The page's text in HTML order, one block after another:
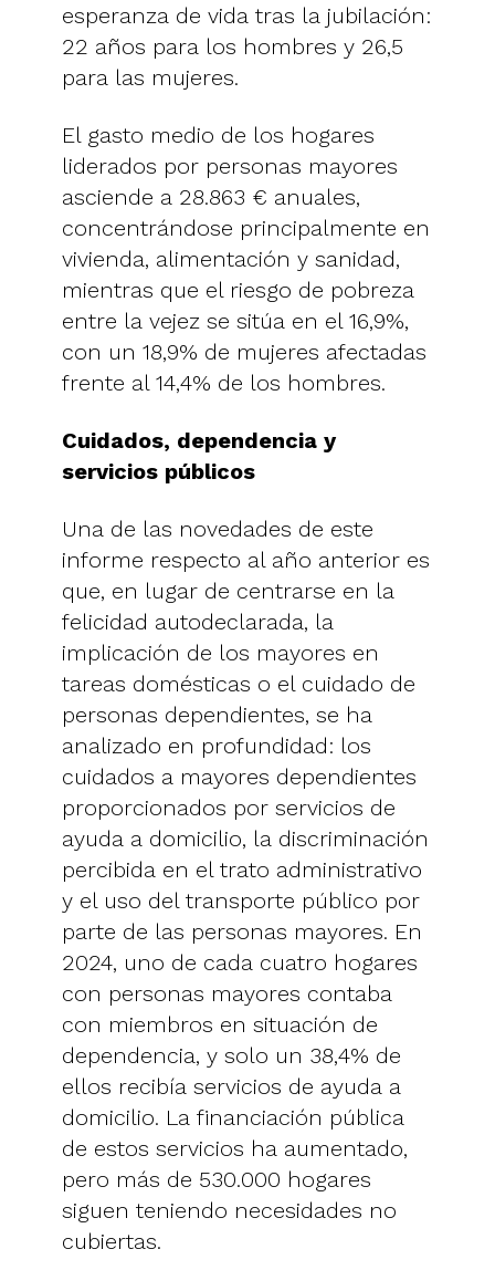
esperanza de vida tras la jubilación:
22 años para los hombres y 26,5
para las mujeres.
El gasto medio de los hogares
liderados por personas mayores
asciende a 28.863 € anuales,
concentrándose principalmente en
vivienda, alimentación y sanidad,
mientras que el riesgo de pobreza
entre la vejez se sitúa en el 16,9%,
con un 18,9% de mujeres afectadas
frente al 14,4% de los hombres.
Cuidados, dependencia y
servicios públicos
Una de las novedades de este
informe respecto al año anterior es
que, en lugar de centrarse en la
felicidad autodeclarada, la
implicación de los mayores en
tareas domésticas o el cuidado de
personas dependientes, se ha
analizado en profundidad: los
cuidados a mayores dependientes
proporcionados por servicios de
ayuda a domicilio, la discriminación
percibida en el trato administrativo
y el uso del transporte público por
parte de las personas mayores. En
2024, uno de cada cuatro hogares
con personas mayores contaba
con miembros en situación de
dependencia, y solo un 38,4% de
ellos recibía servicios de ayuda a
domicilio. La financiación pública
de estos servicios ha aumentado,
pero más de 530.000 hogares
siguen teniendo necesidades no
cubiertas.